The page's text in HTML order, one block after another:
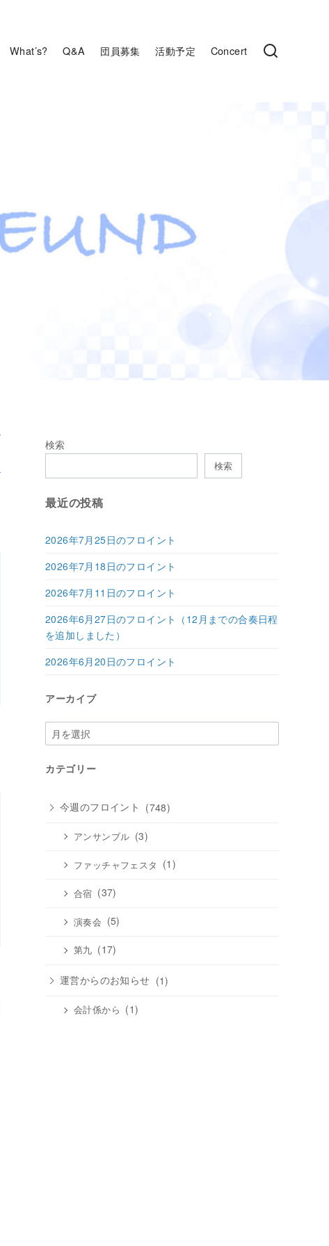
What’s? Q&A 団員募集 活動予定 Concert
検索
検索
最近の投稿
2026年7月25日のフロイント
2026年7月18日のフロイント
2026年7月11日のフロイント
2026年6月27日のフロイント（12月までの合奏日程
を追加しました）
2026年6月20日のフロイント
アーカイブ
ア
ー
イ
カテゴリー
今週のフロイント (748)
アンサンブル (3)
ファッチャフェスタ (1)
合宿 (37)
演奏会 (5)
第九 (17)
運営からのお知らせ (1)
会計係から (1)